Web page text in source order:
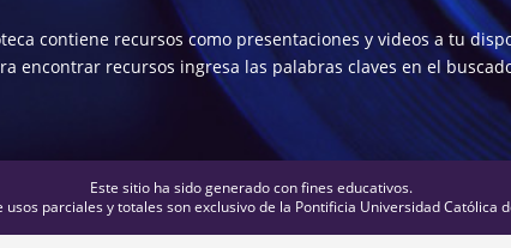
contiene recursos como presentaciones y videos a tu
encontrar recursos ingresa las palabras claves en el
Este sitio ha sido generado con fines educativos.
usos parciales y totales son exclusivo de la Pontificia Universidad Católica